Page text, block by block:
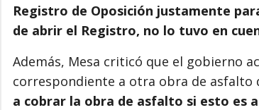
Registro de Oposición justamente
de abrir el Registro, no lo tuvo en
Además, Mesa criticó que el gobierno
correspondiente a otra obra de asfalto
a cobrar la obra de asfalto si esto es